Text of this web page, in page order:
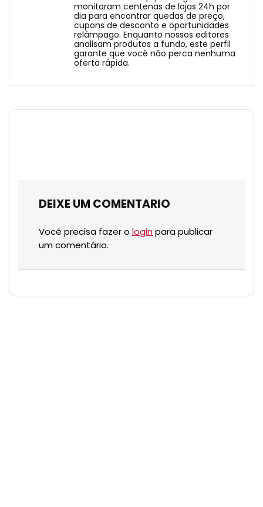
monitoram centenas de lojas 24h por
dia para encontrar quedas de preço,
cupons de desconto e oportunidades
relâmpago. Enquanto nossos editores
analisam produtos a fundo, este perfil
garante que você não perca nenhuma
oferta rápida.
DEIXE UM COMENTARIO
Você precisa fazer o login para publicar
um comentário.